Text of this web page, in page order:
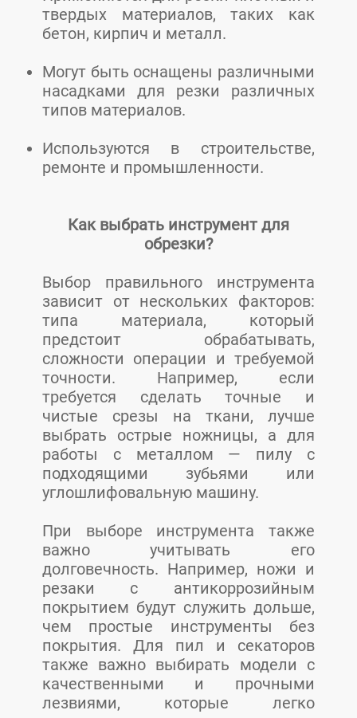
твердых материалов, таких как
бетон, кирпич и металл.
Могут быть оснащены различными
насадками для резки различных
типов материалов.
Используются в строительстве,
ремонте и промышленности.
Как выбрать инструмент для
обрезки?
Выбор правильного инструмента
зависит от нескольких факторов:
типа материала, который
предстоит обрабатывать,
сложности операции и требуемой
точности. Например, если
требуется сделать точные и
чистые срезы на ткани, лучше
выбрать острые ножницы, а для
работы с металлом — пилу с
подходящими зубьями или
углошлифовальную машину.
При выборе инструмента также
важно учитывать его
долговечность. Например, ножи и
резаки с антикоррозийным
покрытием будут служить дольше,
чем простые инструменты без
покрытия. Для пил и секаторов
также важно выбирать модели с
качественными и прочными
лезвиями, которые легко